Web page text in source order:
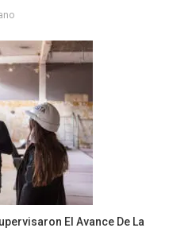
El Avance De La